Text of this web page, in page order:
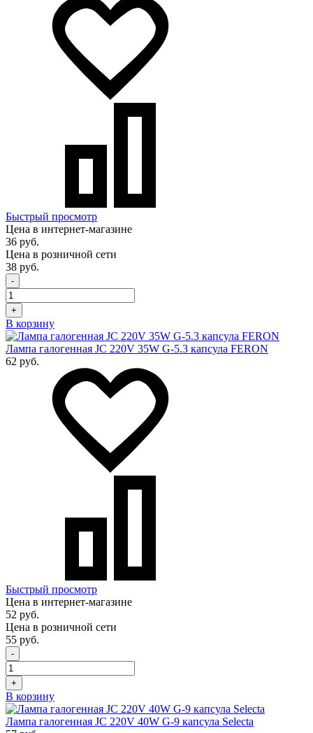
Быстрый просмотр
Цена в интернет-магазине
36 руб.
Цена в розничной сети
38 руб.
-
+
В корзину
Лампа галогенная JC 220V 35W G-5.3 капсула FERON
62 руб.
Быстрый просмотр
Цена в интернет-магазине
52 руб.
Цена в розничной сети
55 руб.
-
+
В корзину
Лампа галогенная JC 220V 40W G-9 капсула Selecta